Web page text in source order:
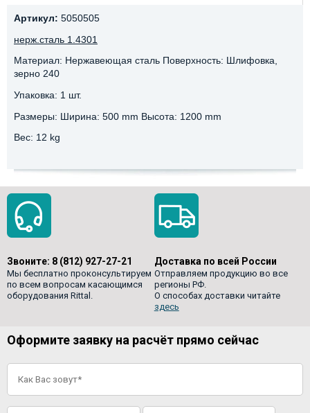
Артикул: 5050505
нерж.сталь 1.4301
Материал: Нержавеющая сталь Поверхность: Шлифовка,
зерно 240
Упаковка: 1 шт.
Размеры: Ширина: 500 mm Высота: 1200 mm
Вес: 12 kg
Звоните: 8 (812) 927-27-21
Мы бесплатно проконсультируем
по всем вопросам касающимся
оборудования Rittal.
Доставка по всей России
Отправляем продукцию во все
регионы РФ.
О способах доставки читайте
здесь
Оформите заявку на расчёт прямо сейчас